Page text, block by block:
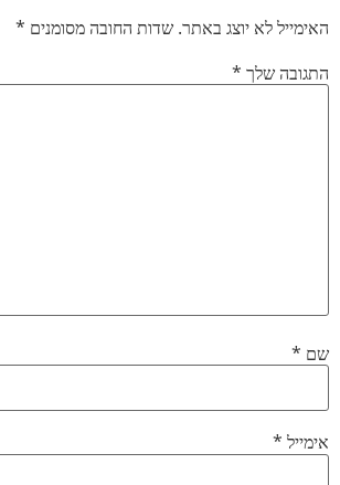
האימייל לא יוצג באתר. שדות החובה מסומנים *
התגובה שלך *
שם *
אימייל *